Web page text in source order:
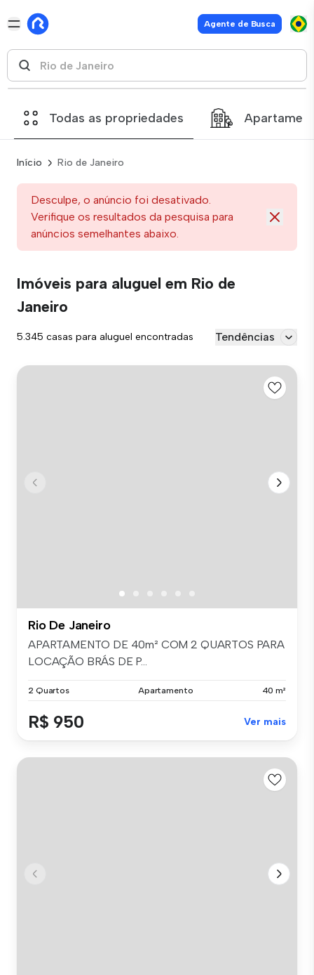
Agente de Busca
Todas as propriedades
Início Rio de Janeiro
Desculpe, o anúncio foi desativado.
Verifique os resultados da pesquisa para
anúncios semelhantes abaixo.
Imóveis para aluguel em Rio de
Janeiro
5.345 casas para aluguel encontradas Tendências
Rio De Janeiro
APARTAMENTO DE 40m² COM 2 QUARTOS PARA
LOCAÇÃO BRÁS DE P...
2 Quartos Apartamento 40 m²
R$ 950 Ver mais